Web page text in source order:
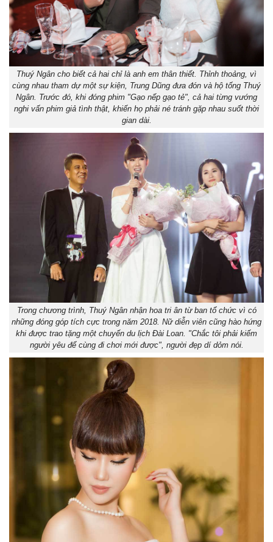
Thuý Ngân cho biết cả hai chỉ là anh em thân thiết. Thỉnh thoảng, vì
cùng nhau tham dự một sự kiện, Trung Dũng đưa đón và hộ tống Thuý
Ngân. Trước đó, khi đóng phim "Gạo nếp gạo tẻ", cả hai từng vướng
nghi vấn phim giả tình thật, khiến họ phải né tránh gặp nhau suốt thời
gian dài.
Trong chương trình, Thuý Ngân nhận hoa tri ân từ ban tổ chức vì có
những đóng góp tích cực trong năm 2018. Nữ diễn viên cũng hào hứng
khi được trao tặng một chuyến du lịch Đài Loan. "Chắc tôi phải kiếm
người yêu để cùng đi chơi mới được", người đẹp dí dỏm nói.